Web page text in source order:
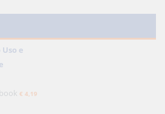
e
€ 4,19